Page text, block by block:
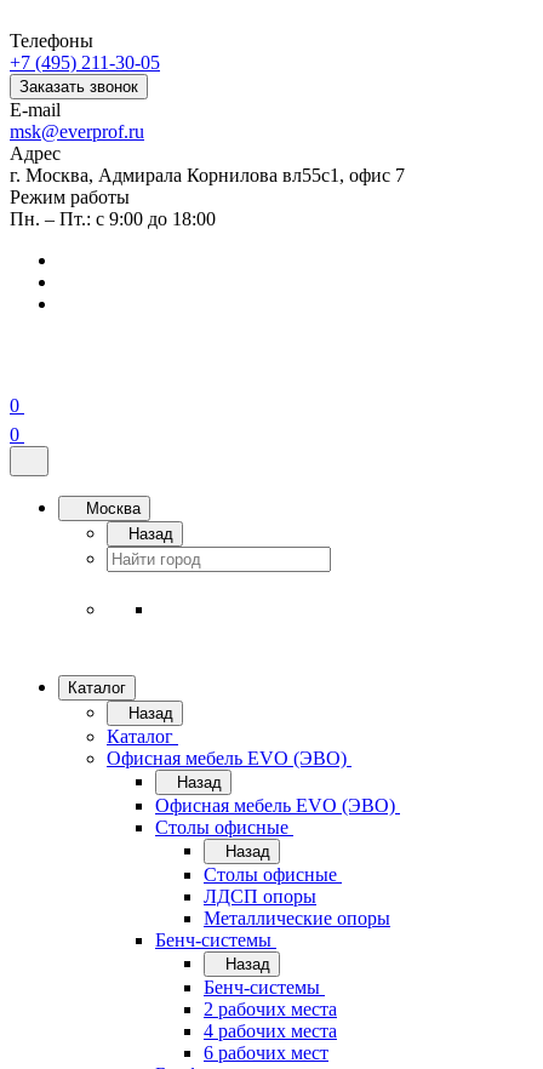
Телефоны
+7 (495) 211-30-05
Заказать звонок
E-mail
msk@everprof.ru
Адрес
г. Москва, Адмирала Корнилова вл55с1, офис 7
Режим работы
Пн. – Пт.: с 9:00 до 18:00
0
0
Москва
Назад
Каталог
Назад
Каталог
Офисная мебель EVO (ЭВО)
Назад
Офисная мебель EVO (ЭВО)
Cтолы офисные
Назад
Cтолы офисные
ЛДСП опоры
Металлические опоры
Бенч-системы
Назад
Бенч-системы
2 рабочих места
4 рабочих места
6 рабочих мест